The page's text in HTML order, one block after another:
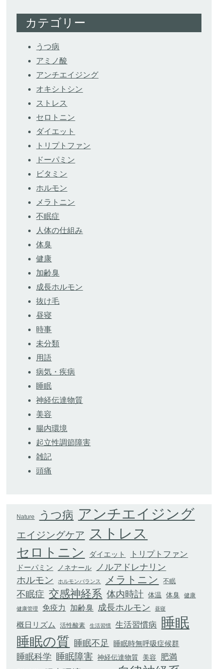
カテゴリー
うつ病
アミノ酸
アンチエイジング
オキシトシン
ストレス
セロトニン
ダイエット
トリプトファン
ドーパミン
ビタミン
ホルモン
メラトニン
不眠症
人体の仕組み
体臭
健康
加齢臭
成長ホルモン
抜け毛
昼寝
時事
未分類
用語
病気・疾病
睡眠
神経伝達物質
美容
腸内環境
起立性調節障害
雑記
頭痛
Nature うつ病 アンチエイジング
エイジングケア ストレス
セロトニン ダイエット トリプトファン
ドーパミン ノネナール ノルアドレナリン
ホルモン ホルモンバランス メラトニン 不眠
不眠症 交感神経系 体内時計 体温 体臭 健康
健康管理 免疫力 加齢臭 成長ホルモン 昼寝
概日リズム 活性酸素 生活習慣 生活習慣病 睡眠
睡眠の質 睡眠不足 睡眠時無呼吸症候群
睡眠科学 睡眠障害 神経伝達物質 美容 肥満